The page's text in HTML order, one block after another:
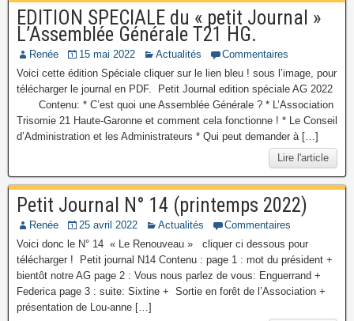
EDITION SPECIALE du « petit Journal »
L’Assemblée Générale T21 HG.
Renée 15 mai 2022 Actualités
Commentaires
Voici cette édition Spéciale cliquer sur le lien bleu ! sous l’image, pour
télécharger le journal en PDF. Petit Journal edition spéciale AG 2022
Contenu: * C’est quoi une Assemblée Générale ? * L’Association
Trisomie 21 Haute-Garonne et comment cela fonctionne ! * Le Conseil
d’Administration et les Administrateurs * Qui peut demander à […]
Lire l'article
Petit Journal N° 14 (printemps 2022)
Renée 25 avril 2022 Actualités
Commentaires
Voici donc le N° 14 « Le Renouveau » cliquer ci dessous pour
télécharger ! Petit journal N14 Contenu : page 1 : mot du président +
bientôt notre AG page 2 : Vous nous parlez de vous: Enguerrand +
Federica page 3 : suite: Sixtine + Sortie en forêt de l’Association +
présentation de Lou-anne […]